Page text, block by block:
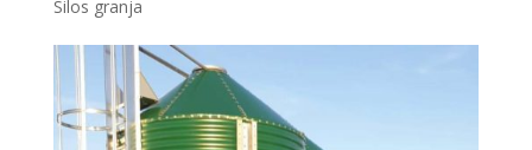
Silos granja